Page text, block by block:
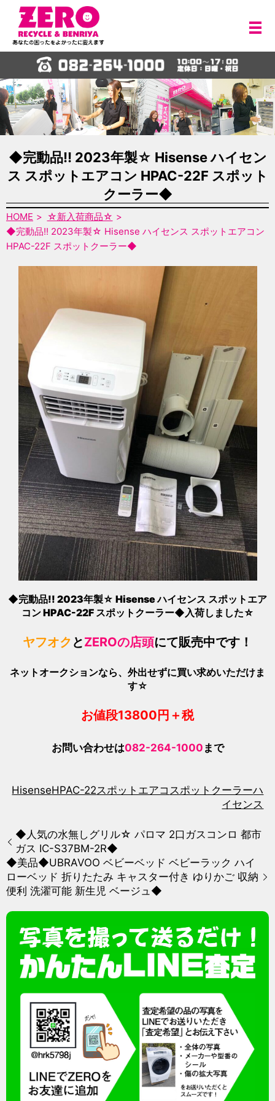
メ
◆完動品!! 2023年製☆ Hisense ハイセン
ス スポットエアコン HPAC-22F スポット
クーラー◆
HOME
☆新入荷商品☆
◆完動品!! 2023年製☆ Hisense ハイセンス スポットエアコン
HPAC-22F スポットクーラー◆
◆完動品!! 2023年製☆ Hisense ハイセンス スポットエア
コン HPAC-22F スポットクーラー◆入荷しました☆
ヤフオク とZEROの店頭にて販売中です！
ネットオークションなら、外出せずに買い求めいただけま
す☆
お値段13800 円＋税
お問い合わせは082-264-1000 まで
HisenseHPAC-22スポットエアコ スポットクーラーハ
イセンス
◆人気の水無しグリル☆ パロマ 2口ガスコンロ 都市
ガス IC-S37BM-2R◆
◆美品◆UBRAVOO ベビーベッド ベビーラック ハイ
ローベッド 折りたたみ キャスター付き ゆりかご 収納
便利 洗濯可能 新生児 ベージュ◆